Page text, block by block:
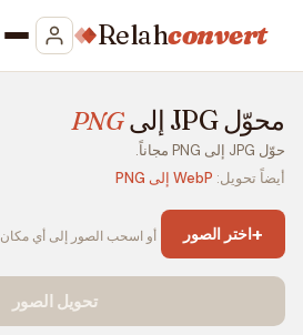
Relahconvert
محوّل JPG إلى PNG
حوّل JPG إلى PNG مجاناً.
أيضاً تحويل: WebP إلى PNG
+اختر الصور أو اسحب الصور إلى أي مكان
تحويل الصور